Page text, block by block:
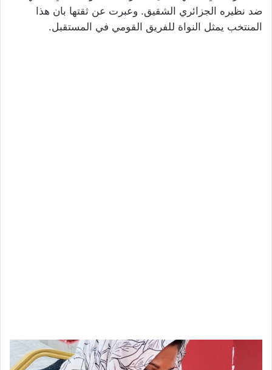
ضد نظيره الجزائري الشقيق. وعبرت عن ثقتها بان هذا
المنتخب يمثل النواة للفريق القومي في المستقبل.